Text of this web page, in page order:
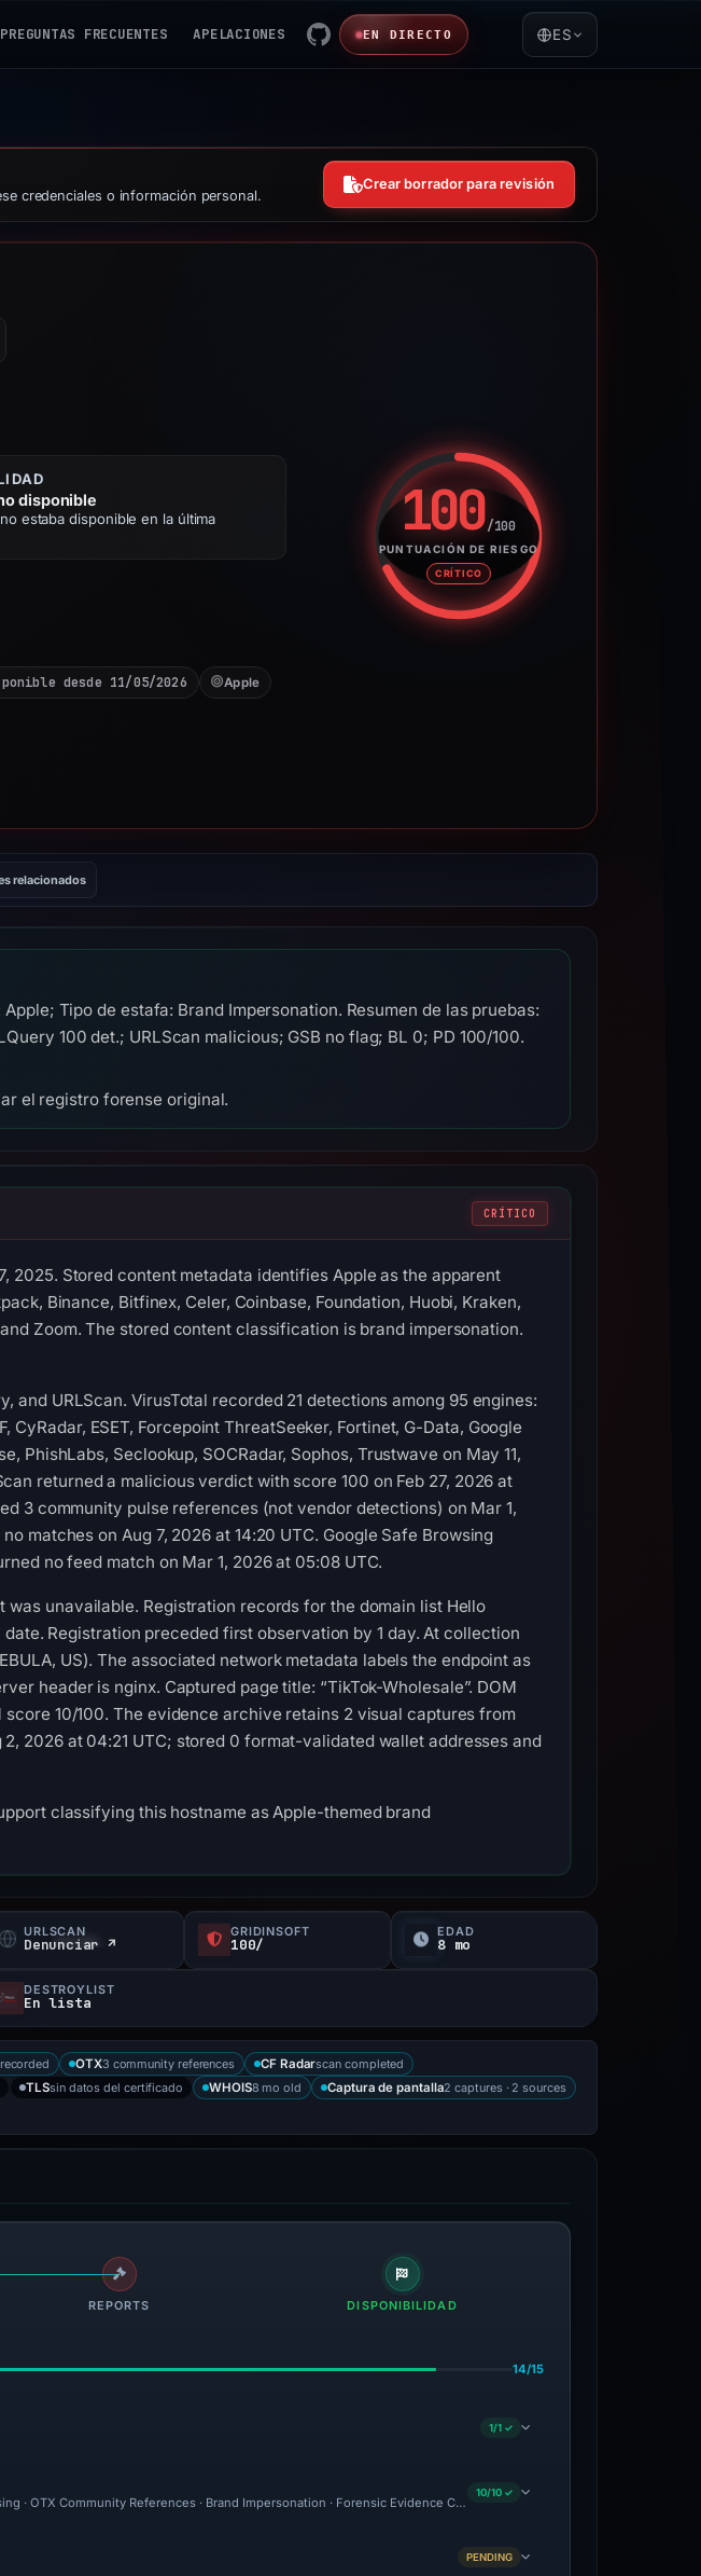
PREGUNTAS FRECUENTES APELACIONES EN DIRECTO ES
credenciales o información personal.
Crear borrador para revisión
disponible
estaba disponible en la última
desde 11/05/2026 Apple
100/100
PUNTUACIÓN DE RIESGO
CRÍTICO
Puntuación de riesgo: 100
relacionados
Tipo de estafa: Brand Impersonation. Resumen de las pruebas:
100 det.; URLScan malicious; GSB no flag; BL 0; PD 100/100.
el registro forense original.
CRÍTICO
2025. Stored content metadata identifies Apple as the apparent
Binance, Bitfinex, Celer, Coinbase, Foundation, Huobi, Kraken,
Zoom. The stored content classification is brand impersonation.
and URLScan. VirusTotal recorded 21 detections among 95 engines:
ESET, Forcepoint ThreatSeeker, Fortinet, G-Data, Google
PhishLabs, Seclookup, SOCRadar, Sophos, Trustwave on May 11,
returned a malicious verdict with score 100 on Feb 27, 2026 at
3 community pulse references (not vendor detections) on Mar 1,
matches on Aug 7, 2026 at 14:20 UTC. Google Safe Browsing
no feed match on Mar 1, 2026 at 05:08 UTC.
was unavailable. Registration records for the domain list Hello
Registration preceded first observation by 1 day. At collection
US). The associated network metadata labels the endpoint as
header is nginx. Captured page title: “TikTok-Wholesale”. DOM
score 10/100. The evidence archive retains 2 visual captures from
2026 at 04:21 UTC; stored 0 format-validated wallet addresses and
classifying this hostname as Apple-themed brand
URLSCAN
Denunciar ↗
GRIDINSOFT
100/
EDAD
8 mo
DESTROYLIST
En lista
OTX3 community references CF Radarscan completed
TLSsin datos del certificado WHOIS8 mo old Captura de pantalla2 captures · 2 sources
REPORTS DISPONIBILIDAD
14/15
1/1 ✓
· OTX Community References · Brand Impersonation · Forensic Evidence Collected · Technical Analysis Recorded ·
10/10 ✓
PENDING